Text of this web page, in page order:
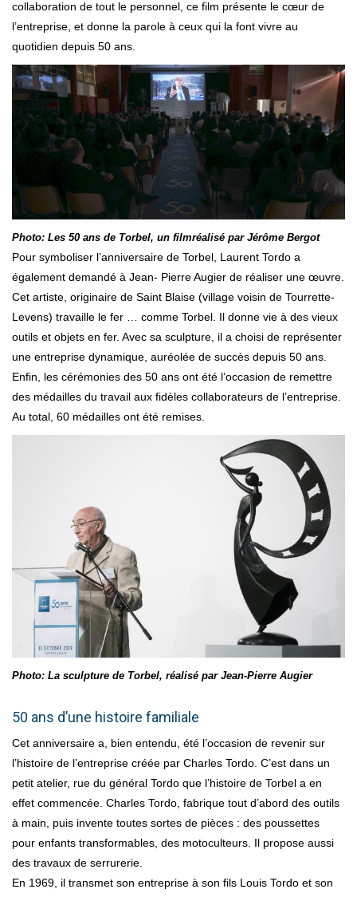
collaboration de tout le personnel, ce film présente le cœur de
l’entreprise, et donne la parole à ceux qui la font vivre au
quotidien depuis 50 ans.
Photo: Les 50 ans de Torbel, un filmréalisé par Jérôme Bergot
Pour symboliser l’anniversaire de Torbel, Laurent Tordo a
également demandé à Jean- Pierre Augier de réaliser une œuvre.
Cet artiste, originaire de Saint Blaise (village voisin de Tourrette-
Levens) travaille le fer … comme Torbel. Il donne vie à des vieux
outils et objets en fer. Avec sa sculpture, il a choisi de représenter
une entreprise dynamique, auréolée de succès depuis 50 ans.
Enfin, les cérémonies des 50 ans ont été l’occasion de remettre
des médailles du travail aux fidèles collaborateurs de l’entreprise.
Au total, 60 médailles ont été remises.
Photo: La sculpture de Torbel, réalisé par Jean-Pierre Augier
50 ans d’une histoire familiale
Cet anniversaire a, bien entendu, été l’occasion de revenir sur
l’histoire de l’entreprise créée par Charles Tordo. C’est dans un
petit atelier, rue du général Tordo que l’histoire de Torbel a en
effet commencée. Charles Tordo, fabrique tout d’abord des outils
à main, puis invente toutes sortes de pièces : des poussettes
pour enfants transformables, des motoculteurs. Il propose aussi
des travaux de serrurerie.
En 1969, il transmet son entreprise à son fils Louis Tordo et son